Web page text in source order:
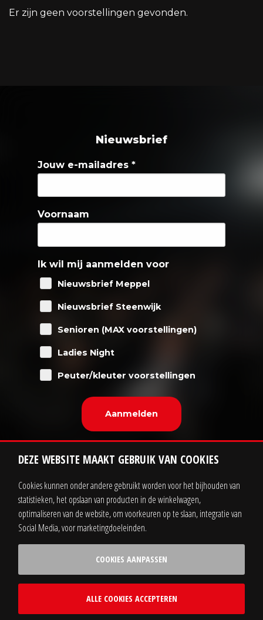
Er zijn geen voorstellingen gevonden.
Nieuwsbrief
Jouw e-mailadres *
Voornaam
Ik wil mij aanmelden voor
Nieuwsbrief Meppel
Nieuwsbrief Steenwijk
Senioren (MAX voorstellingen)
Ladies Night
Peuter/kleuter voorstellingen
Contact Zakelijk
Voorwaarden
DEZE WEBSITE MAAKT GEBRUIK VAN COOKIES
Cookies kunnen onder andere gebruikt worden voor het bijhouden van
statistieken, het opslaan van producten in de winkelwagen,
optimaliseren van de website, om voorkeuren op te slaan, integratie van
Social Media, voor marketingdoeleinden.
COOKIES AANPASSEN
ALLE COOKIES ACCEPTEREN